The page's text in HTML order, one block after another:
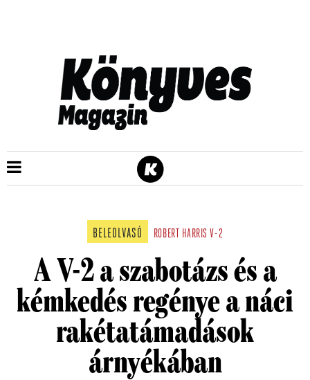
BELEOLVASÓ ROBERT HARRIS V-2
A V-2 a szabotázs és a
kémkedés regénye a náci
rakétatámadások
árnyékában